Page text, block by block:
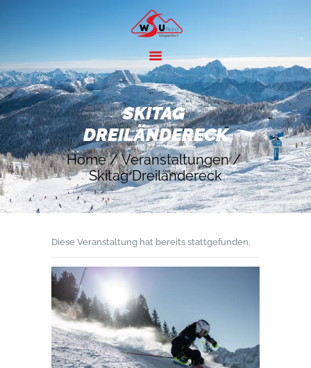
SKITAG
DREILÄNDERECK
Home
Veranstaltungen
Skitag Dreiländereck
HOME
ANGEBOTE
SKIGEBIETE
ÜBER UNS
KONTAKT
Diese Veranstaltung hat bereits stattgefunden.